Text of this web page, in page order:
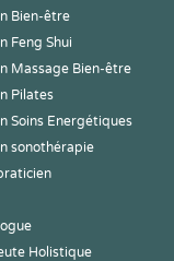
Bien-être
Feng Shui
Massage Bien-être
Pilates
Soins Energétiques
sonothérapie
Holistique